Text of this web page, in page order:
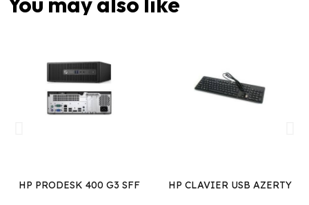
HP PRODESK 400 G3 SFF HP CLAVIER USB AZERTY